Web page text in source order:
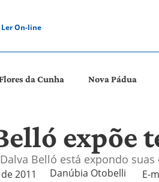
Ler On-line
Flores da Cunha Nova Pádua
expõe
Belló está expondo
2011 Danúbia Otobelli  E-